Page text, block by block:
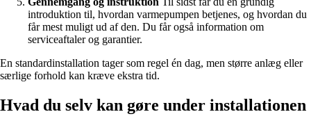
introduktion til, hvordan varmepumpen betjenes, og hvordan du
får mest muligt ud af den. Du får også information om
serviceaftaler og garantier.
En standardinstallation tager som regel én dag, men større anlæg eller
særlige forhold kan kræve ekstra tid.
Hvad du selv kan gøre under installationen